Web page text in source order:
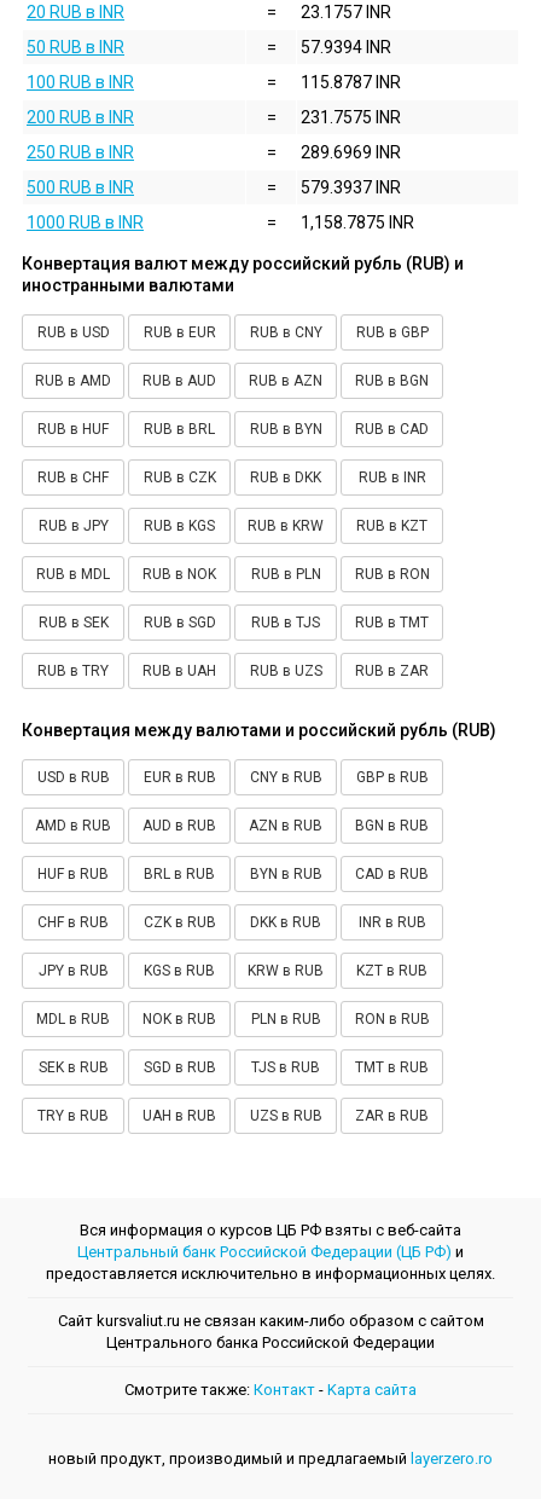
20 RUB в INR
=
23.1757 INR
50 RUB в INR
=
57.9394 INR
100 RUB в INR
=
115.8787 INR
200 RUB в INR
=
231.7575 INR
250 RUB в INR
=
289.6969 INR
500 RUB в INR
=
579.3937 INR
1000 RUB в INR
= 1,158.7875 INR
Конвертация валют между российский рубль (RUB) и
иностранными валютами
RUB в USD RUB в EUR RUB в CNY RUB в GBP
RUB в AMD RUB в AUD RUB в AZN RUB в BGN
RUB в HUF RUB в BRL RUB в BYN RUB в CAD
RUB в CHF RUB в CZK RUB в DKK RUB в INR
RUB в JPY RUB в KGS RUB в KRW RUB в KZT
RUB в MDL RUB в NOK RUB в PLN RUB в RON
RUB в SEK RUB в SGD RUB в TJS RUB в TMT
RUB в TRY RUB в UAH RUB в UZS RUB в ZAR
Конвертация между валютами и российский рубль (RUB)
USD в RUB EUR в RUB CNY в RUB GBP в RUB
AMD в RUB AUD в RUB AZN в RUB BGN в RUB
HUF в RUB BRL в RUB BYN в RUB CAD в RUB
CHF в RUB CZK в RUB DKK в RUB INR в RUB
JPY в RUB KGS в RUB KRW в RUB KZT в RUB
MDL в RUB NOK в RUB PLN в RUB RON в RUB
SEK в RUB SGD в RUB TJS в RUB TMT в RUB
TRY в RUB UAH в RUB UZS в RUB ZAR в RUB
Вся информация о курсов ЦБ РФ взяты с веб-сайта
Центральный банк Российской Федерации (ЦБ РФ) и
предоставляется исключительно в информационных целях.
Сайт kursvaliut.ru не связан каким-либо образом с сайтом
Центрального банкa Российской Федерации
Смотрите также: Контакт - Kарта сайта
новый продукт, производимый и предлагаемый layerzero.ro